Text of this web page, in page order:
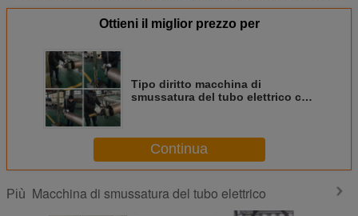
Ottieni il miglior prezzo per
Tipo diritto macchina di
smussatura del tubo elettrico che
Continua
Più Macchina di smussatura del tubo elettrico